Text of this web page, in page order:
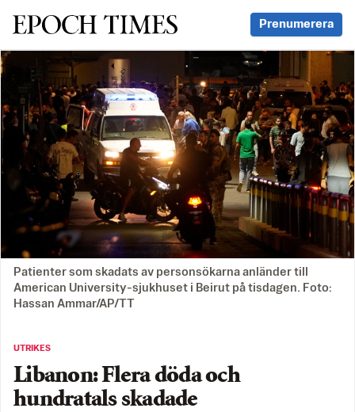
Svenska Epoch Times Prenumerera
Patienter som skadats av personsökarna anländer till
American University-sjukhuset i Beirut på tisdagen. Foto:
Hassan Ammar/AP/TT
UTRIKES
Libanon: Flera döda och
hundratals skadade